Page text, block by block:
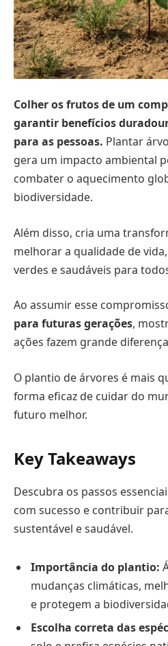
Colher os frutos de um
garantir benefícios
para as pessoas. Plantar
gera um impacto ambiental
combater o aquecimento
biodiversidade.
Além disso, cria uma
melhorar a qualidade de
verdes e saudáveis para
Ao assumir esse
para futuras gerações,
ações fazem grande
O plantio de árvores é mais
forma eficaz de cuidar do
futuro melhor.
Key Takeaways
Descubra os passos
com sucesso e contribuir
sustentável e saudável.
Importância do plantio:
mudanças climáticas,
e protegem a
Escolha correta das